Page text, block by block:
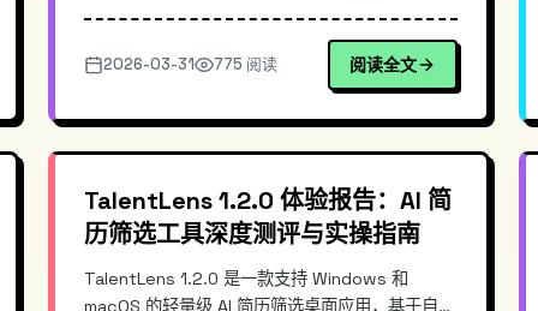
器化将复杂流程压缩为几次点击，大幅降低 AI
Agent 使用门槛。当前版本 0.10.0，GitHub
2026-03-31 775 阅读 阅读全文
TalentLens 1.2.0 体验报告：AI 简
历筛选工具深度测评与实操指南
TalentLens 1.2.0 是一款支持 Windows 和
macOS 的轻量级 AI 简历筛选桌面应用，基于自然